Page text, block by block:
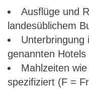
Ausflüge und
landesüblichem
Unterbringung
genannten Hotels
Mahlzeiten
spezifiziert (F =